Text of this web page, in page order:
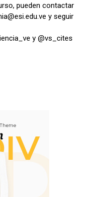
pueden contactar
y seguir
y @vs_cites